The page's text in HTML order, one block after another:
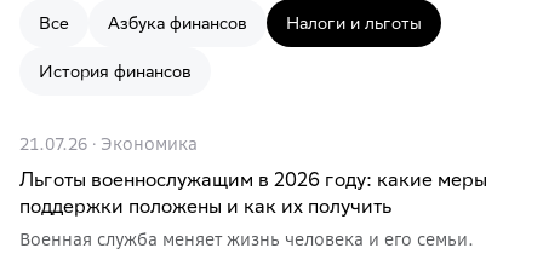
Все азбука финансов налоги и льготы
история финансов
21.07.26 · Экономика
Льготы военнослужащим в 2026 году: какие меры
поддержки положены и как их получить
Военная служба меняет жизнь человека и его семьи.